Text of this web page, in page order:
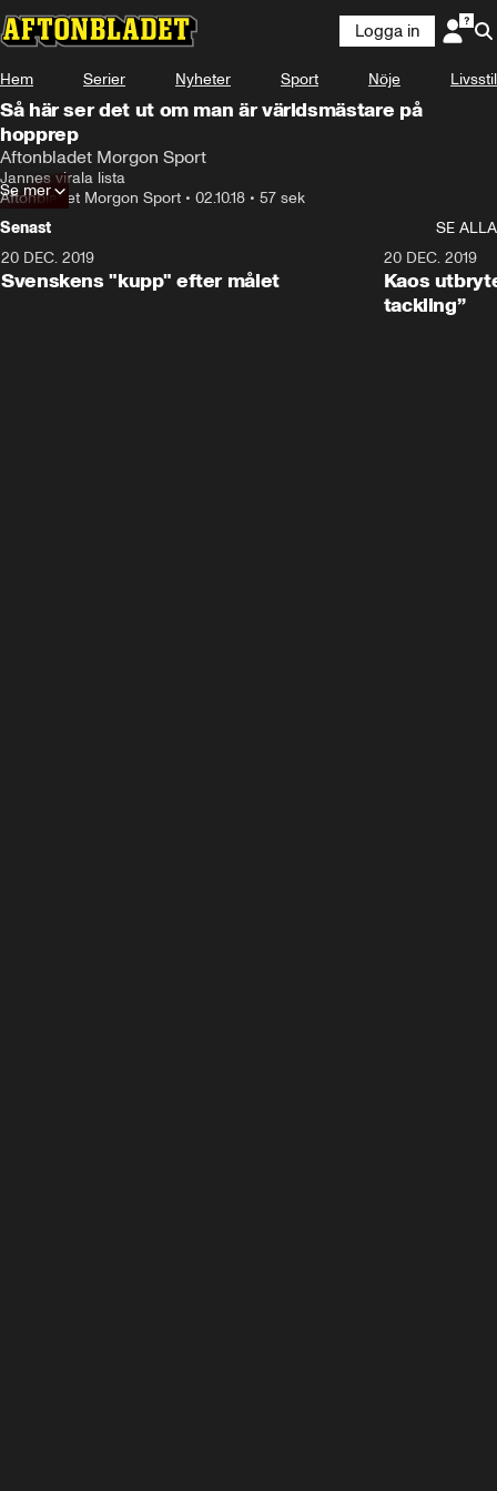
Logga in
Hem Serier Nyheter Sport Nöje Livsstil
Så här ser det ut om man är världsmästare på
hopprep
Aftonbladet Morgon Sport
Jannes virala lista
Aftonbladet Morgon Sport • 02.10.18 • 57 sek
Se mer
Senast
SE ALLA
20 DEC. 2019
Svenskens "kupp" efter målet
20 DEC. 2019
Kaos
tackling”